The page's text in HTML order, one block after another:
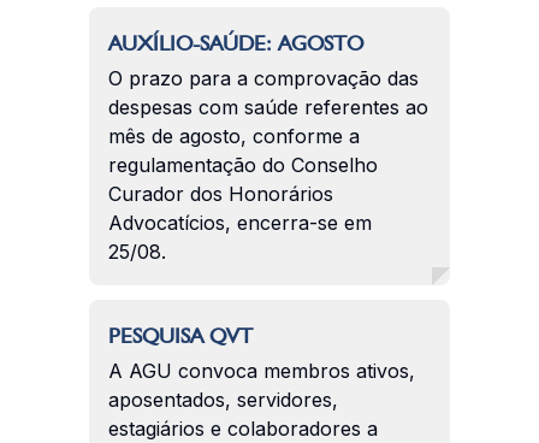
AUXÍLIO-SAÚDE: AGOSTO
O prazo para a comprovação das
despesas com saúde referentes ao
mês de agosto, conforme a
regulamentação do Conselho
Curador dos Honorários
Advocatícios, encerra-se em
25/08.
PESQUISA QVT
A AGU convoca membros ativos,
aposentados, servidores,
estagiários e colaboradores a